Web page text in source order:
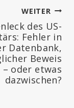
WEITER
des US-
Fehler in
Datenbank,
Beweis
– oder etwas
dazwischen?